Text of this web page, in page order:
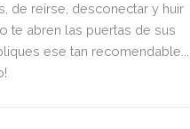
de reírse, desconectar y huir
te abren las puertas de sus
ese tan